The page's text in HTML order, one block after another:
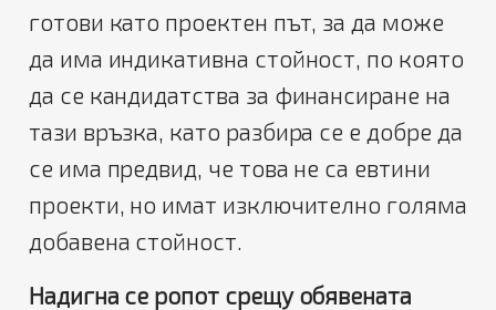
готови като проектен път, за да може
да има индикативна стойност, по която
да се кандидатства за финансиране на
тази връзка, като разбира се е добре да
се има предвид, че това не са евтини
проекти, но имат изключително голяма
добавена стойност.
Надигна се ропот срещу обявената